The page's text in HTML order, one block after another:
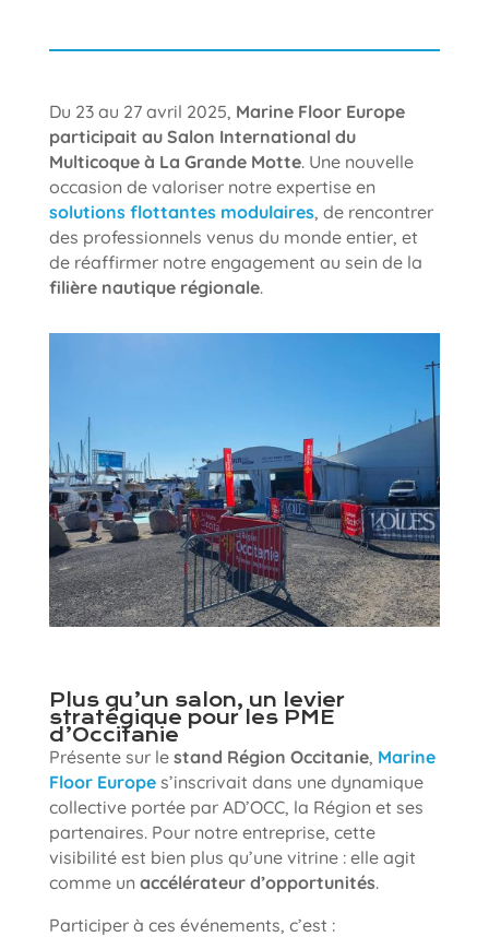
Du 23 au 27 avril 2025, Marine Floor Europe
participait au Salon International du
Multicoque à La Grande Motte. Une nouvelle
occasion de valoriser notre expertise en
solutions flottantes modulaires, de rencontrer
des professionnels venus du monde entier, et
de réaffirmer notre engagement au sein de la
filière nautique régionale.
Plus qu’un salon, un levier
stratégique pour les PME
d’Occitanie
Présente sur le stand Région Occitanie, Marine
Floor Europes’inscrivait dans une dynamique
collective portée par AD’OCC, la Région et ses
partenaires. Pour notre entreprise, cette
visibilité est bien plus qu’une vitrine : elle agit
comme un accélérateur d’opportunités.
Participer à ces événements, c’est :